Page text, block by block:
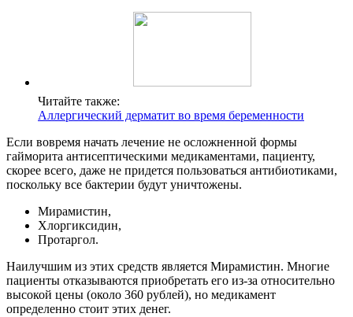
Читайте также:
Аллергический дерматит во время беременности
Если вовремя начать лечение не осложненной формы
гайморита антисептическими медикаментами, пациенту,
скорее всего, даже не придется пользоваться антибиотиками,
поскольку все бактерии будут уничтожены.
Мирамистин,
Хлоргиксидин,
Протаргол.
Наилучшим из этих средств является Мирамистин. Многие
пациенты отказываются приобретать его из-за относительно
высокой цены (около 360 рублей), но медикамент
определенно стоит этих денег.